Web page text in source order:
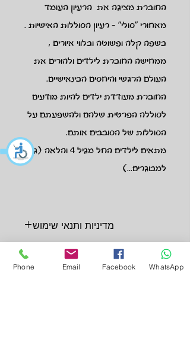
החוברת מציגה את הרעיון העומד
מאחורי "סולי" - רעיון הסוללות האישיות .
בשפה קלה ופשוטה ובלווי איורים ,
ממחישה החוברת לילדים ולהורים את
העולם הרגשי והיחסים הבינאישיים.
החוברת מעודדת ילדים להיות מודעים
לסוללה הפרטית שלהם ולהשפעתם על
הסוללות של הסובבים אותם.
מתאים לילדים החל מגיל 4 והלאה (גם
למבוגרים...)
מדיניות ותנאי שימוש
המוצרים יישלחו תוך 14 ימי עבודה.
מוצרים דיגיטליים יהיו זמינים להורדה
מייד לאחר השלמת תהליך התשלום.
Phone Email Facebook WhatsApp